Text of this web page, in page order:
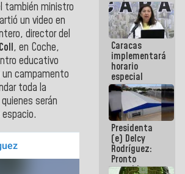
también ministro
un video en
director del
, en Coche,
educativo
campamento
toda la
serán
cada vez
que escribes
porque lo
que haces
es
embarrarla
Caracas
implementará
horario
especial
para
adaptarse
al plan de
ahorro
energético
Presidenta
(e) Delcy
Rodríguez:
Pronto
restableceremos